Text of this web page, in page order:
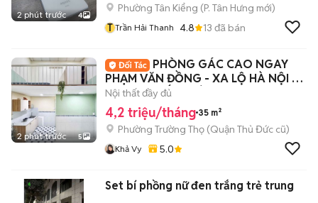
2 phút trước 4
Phường Tân Kiểng (P. Tân Hưng mới)
T Trần Hải Thanh 4.8 13 đã bán
2 phút trước 5
PHÒNG GÁC CAO NGAY
PHẠM VĂN ĐỒNG - XA LỘ HÀ NỘI -
ĐẠI HỌC KIẾN TRÚC
Nội thất đầy đủ
4,2 triệu/tháng 35 m²
Phường Trường Thọ (Quận Thủ Đức cũ)
Khả Vy 5.0
Set bí phồng nữ đen trắng trẻ trung